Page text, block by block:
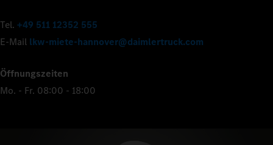
Tel. +49 511 12352 555
E-Mail lkw-miete-hannover@daimlertruck.com
Öffnungszeiten
Mo. - Fr. 08:00 - 18:00